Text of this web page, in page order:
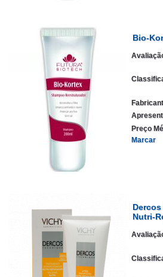
Bio-
Preço
Marcar
Nutri-